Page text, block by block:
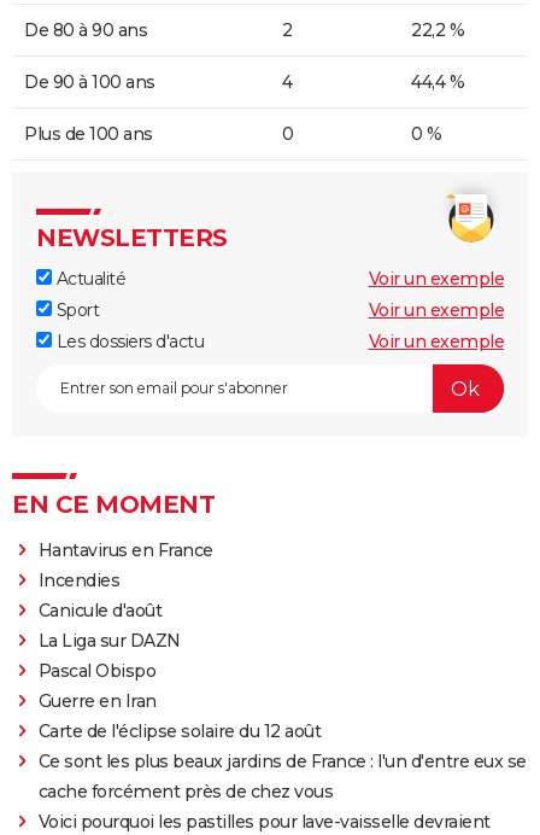
De 80 à 90 ans 2 22,2 %
De 90 à 100 ans 4 44,4 %
Plus de 100 ans 0 0 %
NEWSLETTERS
Actualité
Voir un exemple
Sport
Voir un exemple
Les dossiers d'actu
Voir un exemple
EN CE MOMENT
Hantavirus en France
Incendies
Canicule d'août
La Liga sur DAZN
Pascal Obispo
Guerre en Iran
Carte de l'éclipse solaire du 12 août
Ce sont les plus beaux jardins de France : l'un d'entre eux se
cache forcément près de chez vous
Voici pourquoi les pastilles pour lave-vaisselle devraient